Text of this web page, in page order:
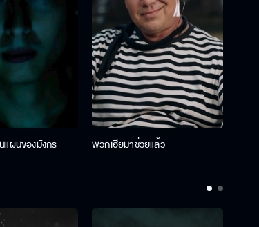
แผนของมังกร พวกเฮียมาช่วยแล้ว